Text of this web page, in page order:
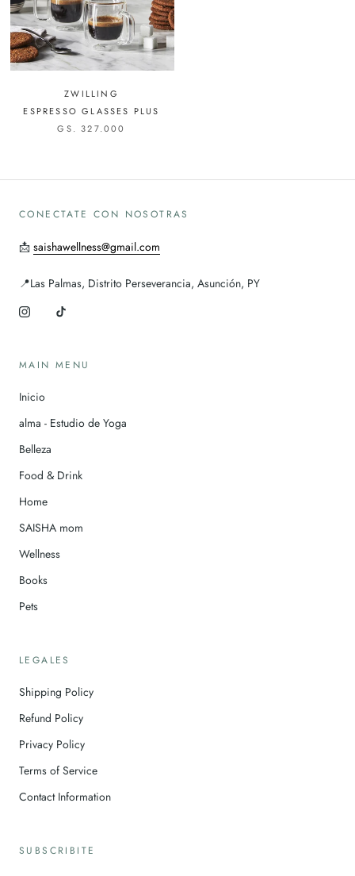
ZWILLING
ESPRESSO GLASSES PLUS
GS. 327.000
CONECTATE CON NOSOTRAS
📩 saishawellness@gmail.com
📍Las Palmas, Distrito Perseverancia, Asunción, PY
MAIN MENU
Inicio
alma - Estudio de Yoga
Belleza
Food & Drink
Home
SAISHA mom
Wellness
Books
Pets
LEGALES
Shipping Policy
Refund Policy
Privacy Policy
Terms of Service
Contact Information
SUBSCRIBITE